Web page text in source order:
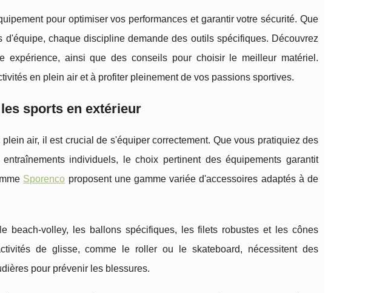
pour optimiser vos performances et garantir votre sécurité. Que
chaque discipline demande des outils spécifiques. Découvrez
expérience, ainsi que des conseils pour choisir le meilleur matériel.
en plein air et à profiter pleinement de vos passions sportives.
sports en extérieur
air, il est crucial de s'équiper correctement. Que vous pratiquiez des
entraînements individuels, le choix pertinent des équipements garantit
Sporenco proposent une gamme variée d'accessoires adaptés à de
beach-volley, les ballons spécifiques, les filets robustes et les cônes
de glisse, comme le roller ou le skateboard, nécessitent des
pour prévenir les blessures.